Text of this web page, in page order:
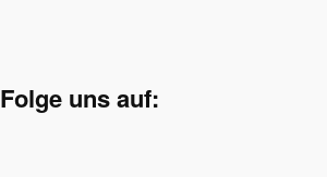
Folge uns auf: